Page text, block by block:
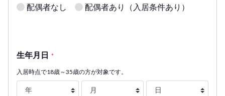
配偶者なし 配偶者あり（入居条件あり）
生年月日 *
入居時点で18歳～35歳の方が対象です。